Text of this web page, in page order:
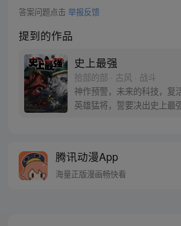
答案问题点击 举报反馈
提到的作品
史上最强
拾部的部 · 古风 · 战斗
神作预警，未来的科技，复
英雄猛将，誓要决出史上最强！ 是武圣
丝群：481670726
腾讯动漫App
海量正版漫画畅快看